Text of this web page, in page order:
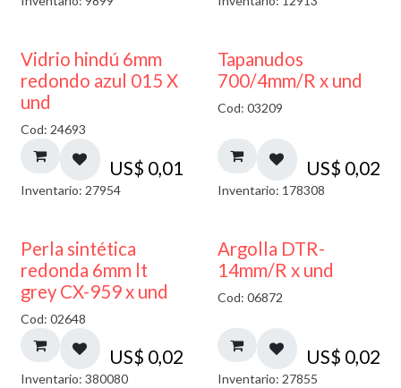
40% DESCUENTO
Vidrio hindú 6mm
redondo azul 015 X
und
Cod: 24693
US$ 0,01
Inventario: 27954
Tapanudos
700/4mm/R x und
Cod: 03209
US$ 0,02
Inventario: 178308
Perla sintética
redonda 6mm lt
grey CX-959 x und
Cod: 02648
US$ 0,02
Inventario: 380080
Argolla DTR-
14mm/R x und
Cod: 06872
US$ 0,02
Inventario: 27855